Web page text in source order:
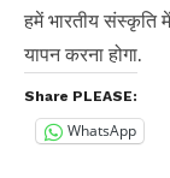
हमें भारतीय संस्कृति
यापन करना होगा.
Share PLEASE:
WhatsApp